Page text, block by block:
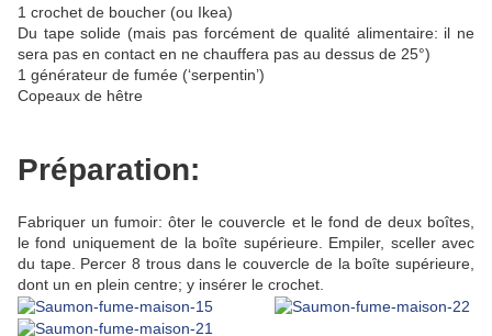
1 crochet de boucher (ou Ikea)
Du tape solide (mais pas forcément de qualité alimentaire: il ne
sera pas en contact en ne chauffera pas au dessus de 25°)
1 générateur de fumée (‘serpentin’)
Copeaux de hêtre
Préparation:
Fabriquer un fumoir: ôter le couvercle et le fond de deux boîtes,
le fond uniquement de la boîte supérieure. Empiler, sceller avec
du tape. Percer 8 trous dans le couvercle de la boîte supérieure,
dont un en plein centre; y insérer le crochet.